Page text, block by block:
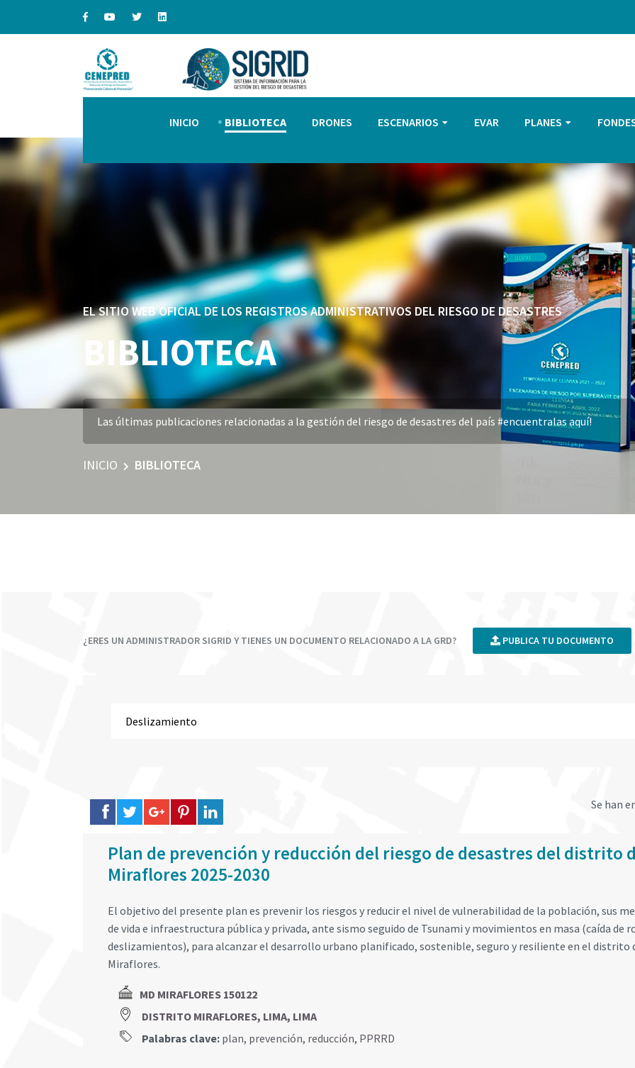
INICIO BIBLIOTECA DRONES ESCENARIOS EVAR PLANES
EL SITIO WEB OFICIAL DE LOS REGISTROS ADMINISTRATIVOS DEL RIESGO DE DESASTRES
BIBLIOTECA
Las últimas publicaciones relacionadas a la gestión del riesgo de desastres del país #encuentralas aquí!
INICIO BIBLIOTECA
¿ERES UN ADMINISTRADOR SIGRID Y TIENES UN DOCUMENTO RELACIONADO A LA GRD? PUBLICA TU DOCUMENTO
Se han
Plan de prevención y reducción del riesgo de desastres del distrito
Miraflores 2025-2030
El objetivo del presente plan es prevenir los riesgos y reducir el nivel de vulnerabilidad de la población, sus
de vida e infraestructura pública y privada, ante sismo seguido de Tsunami y movimientos en masa (caída de
deslizamientos), para alcanzar el desarrollo urbano planificado, sostenible, seguro y resiliente en el distrito
Miraflores.
MD MIRAFLORES 150122
DISTRITO MIRAFLORES, LIMA, LIMA
Palabras clave: plan, prevención, reducción, PPRRD